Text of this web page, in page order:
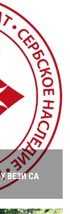
ВЕЗИ СА